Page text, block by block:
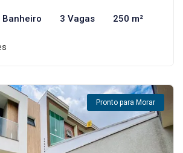
Banheiro 3 Vagas 250 m²
Pronto para Morar